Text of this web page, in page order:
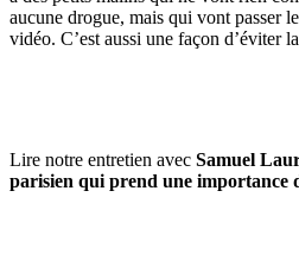
aucune drogue, mais qui vont passer
vidéo. C’est aussi une façon d’éviter
Lire notre entretien avec Samuel
parisien qui prend une importance